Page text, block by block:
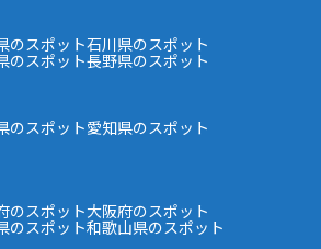
のスポット石川県のスポット
のスポット長野県のスポット
のスポット愛知県のスポット
のスポット大阪府のスポット
のスポット和歌山県のスポット